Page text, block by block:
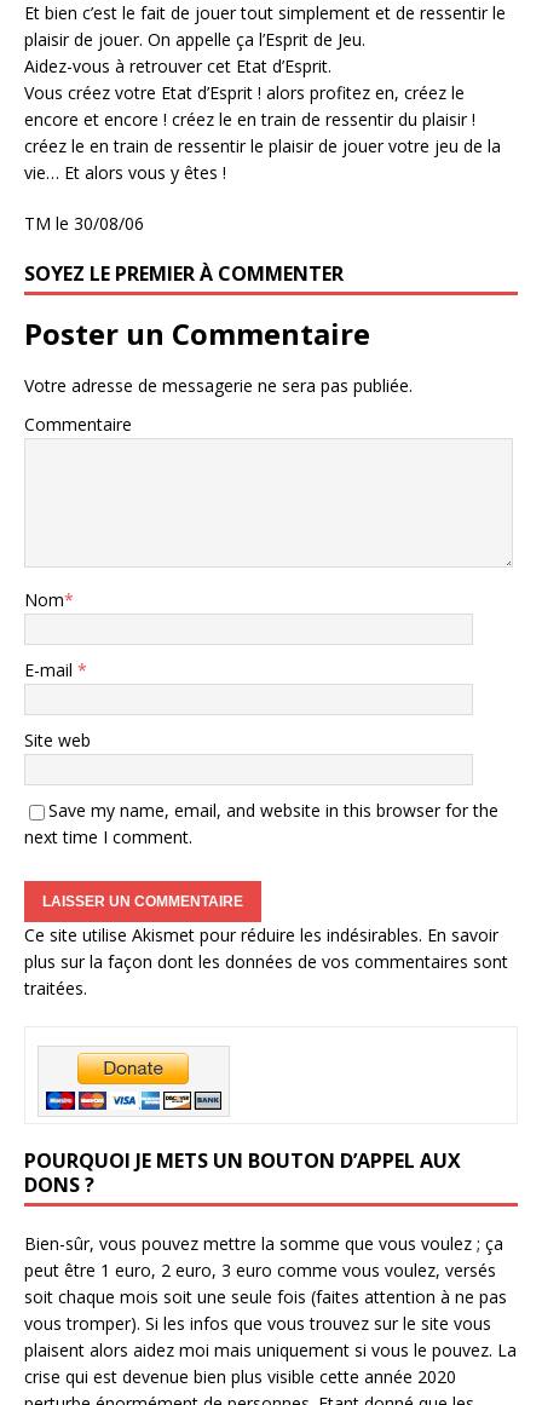
Et bien c’est le fait de jouer tout simplement et de ressentir le
plaisir de jouer. On appelle ça l’Esprit de Jeu.
Aidez-vous à retrouver cet Etat d’Esprit.
Vous créez votre Etat d’Esprit ! alors profitez en, créez le
encore et encore ! créez le en train de ressentir du plaisir !
créez le en train de ressentir le plaisir de jouer votre jeu de la
vie… Et alors vous y êtes !
TM le 30/08/06
SOYEZ LE PREMIER À COMMENTER
Poster un Commentaire
Votre adresse de messagerie ne sera pas publiée.
Commentaire
Nom*
E-mail *
Site web
Save my name, email, and website in this browser for the
next time I comment.
Ce site utilise Akismet pour réduire les indésirables. En savoir
plus sur la façon dont les données de vos commentaires sont
traitées.
POURQUOI JE METS UN BOUTON D’APPEL AUX
DONS ?
Bien-sûr, vous pouvez mettre la somme que vous voulez ; ça
peut être 1 euro, 2 euro, 3 euro comme vous voulez, versés
soit chaque mois soit une seule fois (faites attention à ne pas
vous tromper). Si les infos que vous trouvez sur le site vous
plaisent alors aidez moi mais uniquement si vous le pouvez. La
crise qui est devenue bien plus visible cette année 2020